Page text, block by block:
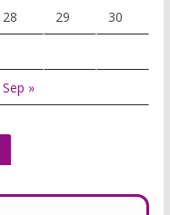
28 29 30
Sep »